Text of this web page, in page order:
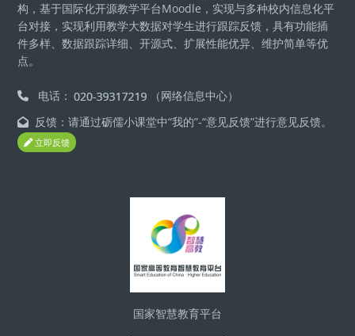
构，基于国际化开源教学平台Moodle，实现与多种校内信息化平
台对接，实现利用教学大数据对学生进行跟踪反馈，具有功能插
件多样、数据跟踪详细、开源式、扩展性能优异、维护简单等优
点。
电话：
（网络信息中心）
反馈：请通过砺儒小课堂中“我的”-“意见反馈”进行意见反馈。
立即反馈
国家智慧教育平台